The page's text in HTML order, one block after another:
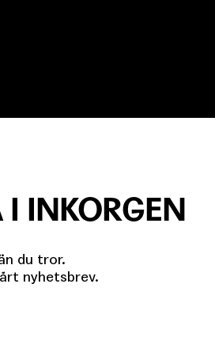
INKORGEN
du tror.
nyhetsbrev.